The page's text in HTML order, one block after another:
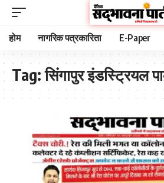
होम नागरिक पत्रकारिता E-Paper
Tag:सिंगापुर इंडस्ट्रियल